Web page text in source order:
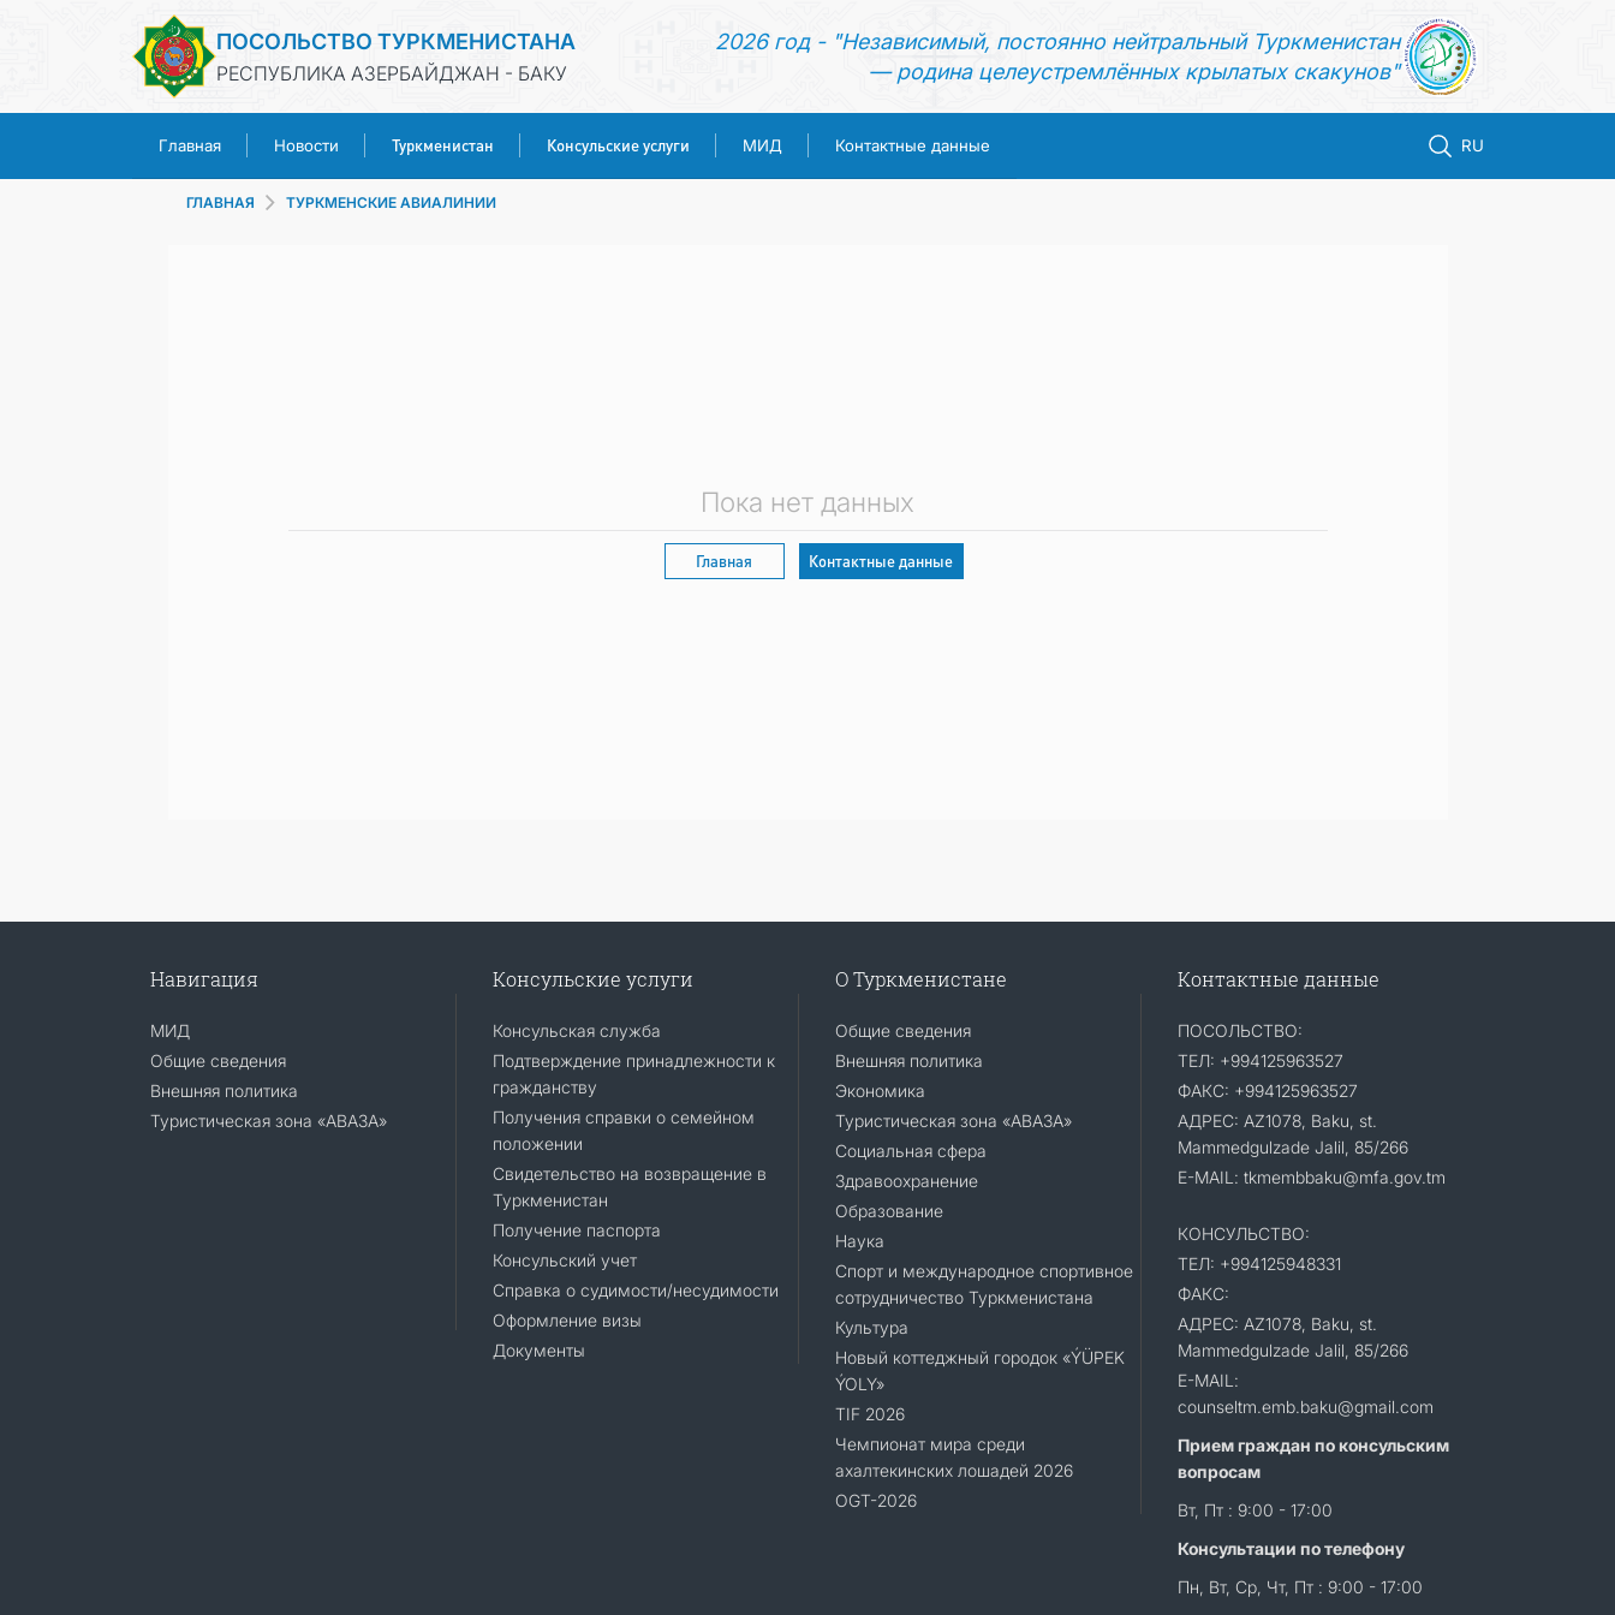
ПОСОЛЬСТВО ТУРКМЕНИСТАНА
РЕСПУБЛИКА АЗЕРБАЙДЖАН - БАКУ
2026 год - "Независимый, постоянно нейтральный Туркменистан
— родина целеустремлённых крылатых скакунов"
Главная Новости Туркменистан Консульские услуги МИД Контактные данные RU
ГЛАВНАЯ ТУРКМЕНСКИЕ АВИАЛИНИИ
Пока нет данных
Главная Контактные данные
Навигация
МИД
Общие сведения
Внешняя политика
Туристическая зона «АВАЗА»
Консульские услуги
Консульская служба
Подтверждение принадлежности к
гражданству
Получения справки о семейном
положении
Свидетельство на возвращение в
Туркменистан
Получение паспорта
Консульский учет
Справка о судимости/несудимости
Оформление визы
Документы
О Туркменистане
Общие сведения
Внешняя политика
Экономика
Туристическая зона «АВАЗА»
Социальная сфера
Здравоохранение
Образование
Наука
Спорт и международное спортивное
сотрудничество Туркменистана
Культура
Новый коттеджный городок «ÝÜPEK
ÝOLY»
TIF 2026
Чемпионат мира среди
ахалтекинских лошадей 2026
OGT-2026
Контактные данные
ПОСОЛЬСТВО:
ТЕЛ: +994125963527
ФАКС: +994125963527
АДРЕС: AZ1078, Baku, st.
Mammedgulzade Jalil, 85/266
E-MAIL: tkmembbaku@mfa.gov.tm
КОНСУЛЬСТВО:
ТЕЛ: +994125948331
ФАКС:
АДРЕС: AZ1078, Baku, st.
Mammedgulzade Jalil, 85/266
E-MAIL:
counseltm.emb.baku@gmail.com
Прием граждан по консульским
вопросам
Вт, Пт : 9:00 - 17:00
Консультации по телефону
Пн, Вт, Ср, Чт, Пт : 9:00 - 17:00